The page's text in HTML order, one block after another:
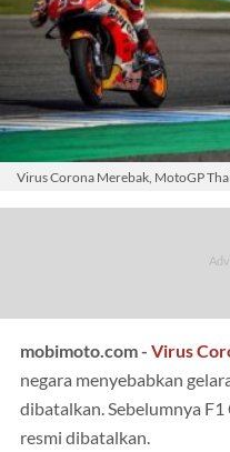
Virus Corona Merebak, MotoGP
mobimoto.com - Virus
negara menyebabkan
dibatalkan. Sebelumnya
resmi dibatalkan.